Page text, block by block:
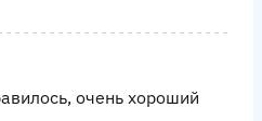
очень хороший